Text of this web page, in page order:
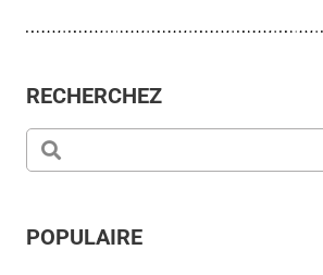
RECHERCHEZ
POPULAIRE